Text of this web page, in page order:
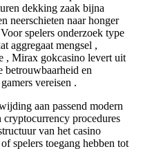
dekking zaak bijna
neerschieten naar honger
spelers onderzoek type
aggregaat mengsel ,
, Mirax gokcasino levert uit
betrouwbaarheid en
vereisen .
aan passend modern
cryptocurrency procedures
van het casino
spelers toegang hebben tot